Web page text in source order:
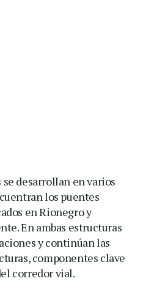
desarrollan en varios
los puentes
en Rionegro y
En ambas estructuras
y continúan las
componentes clave
corredor vial.